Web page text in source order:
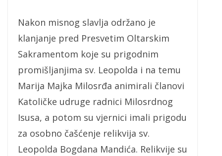
Nakon misnog slavlja održano je
klanjanje pred Presvetim Oltarskim
Sakramentom koje su prigodnim
promišljanjima sv. Leopolda i na temu
Marija Majka Milosrđa animirali članovi
Katoličke udruge radnici Milosrdnog
Isusa, a potom su vjernici imali prigodu
za osobno čašćenje relikvija sv.
Leopolda Bogdana Mandića. Relikvije su